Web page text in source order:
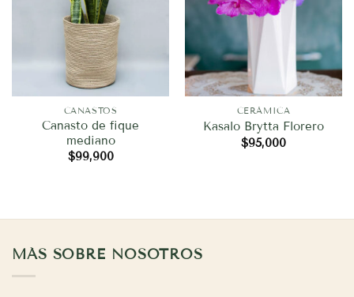
CANASTOS
Canasto de fique
mediano
$99,900
CERÁMICA
Kasalo Brytta Florero
$95,000
MÁS SOBRE NOSOTROS